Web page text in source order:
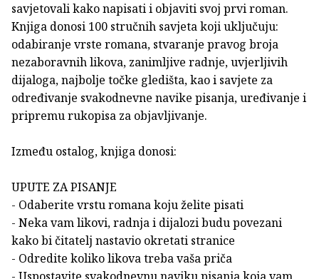
savjetovali kako napisati i objaviti svoj prvi roman.
Knjiga donosi 100 stručnih savjeta koji uključuju:
odabiranje vrste romana, stvaranje pravog broja
nezaboravnih likova, zanimljive radnje, uvjerljivih
dijaloga, najbolje točke gledišta, kao i savjete za
određivanje svakodnevne navike pisanja, uređivanje i
pripremu rukopisa za objavljivanje.
Između ostalog, knjiga donosi:
UPUTE ZA PISANJE
- Odaberite vrstu romana koju želite pisati
- Neka vam likovi, radnja i dijalozi budu povezani
kako bi čitatelj nastavio okretati stranice
- Odredite koliko likova treba vaša priča